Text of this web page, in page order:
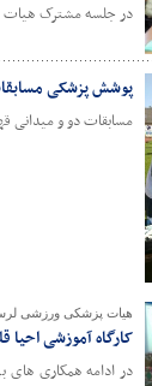
در جلسه مشترک هیات
پوشش پزشکی
مسابقات دو و میدانی
هیات پزشکی ورزشی
کارگاه آموزشی احیا
در ادامه همکاری های